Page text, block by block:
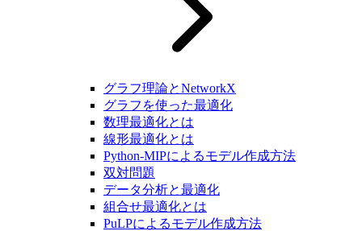
グラフ理論とNetworkX
グラフを使った最適化
数理最適化とは
線形最適化とは
Python-MIPによるモデル作成方法
双対問題
データ分析と最適化
組合せ最適化とは
PuLPによるモデル作成方法